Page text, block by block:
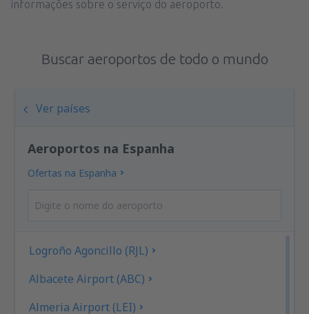
informações sobre o serviço do aeroporto.
Buscar aeroportos de todo o mundo
Ver países
Aeroportos na Espanha
Ofertas na Espanha
Logroño Agoncillo (RJL)
Albacete Airport (ABC)
Almeria Airport (LEI)